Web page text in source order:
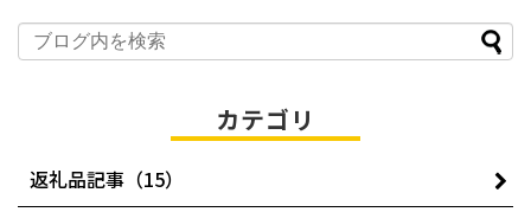
カテゴリ
返礼品記事（15）